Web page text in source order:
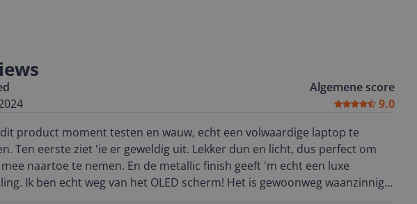
Algemene score
9.0
product moment testen en wauw, echt een volwaardige laptop te
Ten eerste ziet 'ie er geweldig uit. Lekker dun en licht, dus perfect om
naartoe te nemen. En de metallic finish geeft 'm echt een luxe
is gewoonweg waanzinnig.